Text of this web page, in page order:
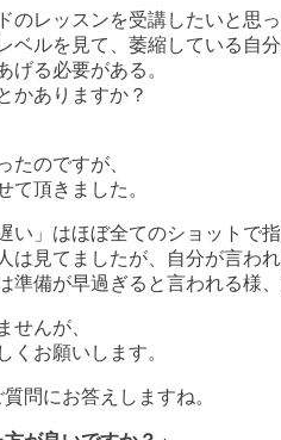
レッスンを受講したいと思っ
ベルを見て、萎縮している自分
げる必要がある。
かありますか？
たのですが、
て頂きました。
い」はほぼ全てのショットで指
見てましたが、自分が言われ
備が早過ぎると言われる様
せんが、
くお願いします。
問にお答えしますね。